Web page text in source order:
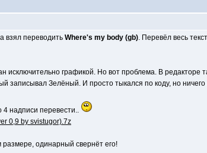
взял переводить Where's my body (gb). Перевёл весь
исключительно графикой. Но вот проблема. В редакторе
записывал Зелёный. И просто тыкался по коду, но
4 надписи перевести..
0,9 by svistugor).7z